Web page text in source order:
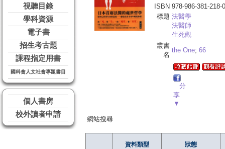
視聽目錄
學科資源
電子書
招生考古題
課程指定用書
國科會人文社會專題書目
個人書房
校外讀者申請
ISBN 978-986-381-218-0
標題 法醫學
法醫師
生死觀
叢書
名
the One; 66
分
享
▼
網站搜尋
資料類型 狀態